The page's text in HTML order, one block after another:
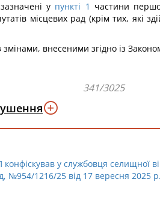
у пункті 1 частини
місцевих рад (крім тих, які
змінами, внесеними згідно із
341/3025
у службовця селищної
№954/1216/25 від 17 вересня 2025